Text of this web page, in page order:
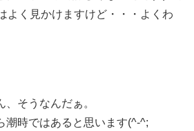
よく見かけますけど・・・よくわ
、そうなんだぁ。
潮時ではあると思います(^-^;